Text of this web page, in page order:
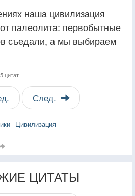
наша цивилизация
палеолита: первобытные
съедали, а мы выбираем
цитат
След.
Цивилизация
ЦИТАТЫ